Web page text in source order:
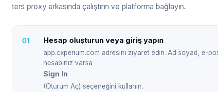
ters proxy arkasında çalıştırın ve platforma bağlayın.
Hesap oluşturun veya giriş yapın
app.cxperium.com adresini ziyaret edin. Ad soyad, e-
hesabınız varsa
Sign In
(Oturum Aç) seçeneğini kullanın.